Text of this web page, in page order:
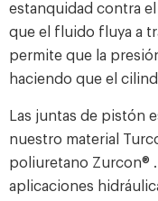
estanquidad contra
que el fluido fluya a
permite que la
haciendo que el
Las juntas de pistón
nuestro material
poliuretano Zurcon®
aplicaciones